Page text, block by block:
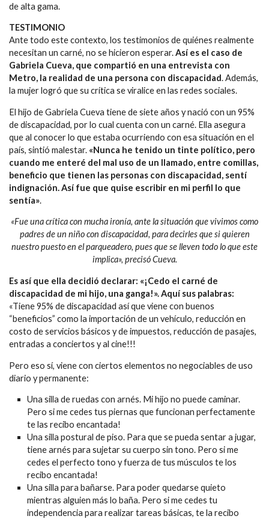
de alta gama.
TESTIMONIO
Ante todo este contexto, los testimonios de quiénes realmente
necesitan un carné, no se hicieron esperar.Así es el caso de
Gabriela Cueva, que compartió en una entrevista con
Metro, la realidad de una persona con discapacidad. Además,
la mujer logró que su crítica se viralice en las redes sociales.
El hijo de Gabriela Cueva tiene de siete años y nació con un 95%
de discapacidad, por lo cual cuenta con un carné. Ella asegura
que al conocer lo que estaba ocurriendo con esa situación en el
país, sintió malestar. «Nunca he tenido un tinte político, pero
cuando me enteré del mal uso de un llamado, entre comillas,
beneficio que tienen las personas con discapacidad, sentí
indignación. Así fue que quise escribir en mi perfil lo que
sentía».
«Fue una crítica con mucha ironía, ante la situación que vivimos como
padres de un niño con discapacidad, para decirles que si quieren
nuestro puesto en el parqueadero, pues que se lleven todo lo que este
implica», precisó Cueva.
Es así que ella decidió declarar: «¡Cedo el carné de
discapacidad de mi hijo, una ganga!». Aquí sus palabras:
«Tiene 95% de discapacidad así que viene con buenos
“beneficios” como la importación de un vehículo, reducción en
costo de servicios básicos y de impuestos, reducción de pasajes,
entradas a conciertos y al cine!!!
Pero eso sí, viene con ciertos elementos no negociables de uso
diario y permanente:
Una silla de ruedas con arnés. Mi hijo no puede caminar.
Pero si me cedes tus piernas que funcionan perfectamente
te las recibo encantada!
Una silla postural de piso. Para que se pueda sentar a jugar,
tiene arnés para sujetar su cuerpo sin tono. Pero si me
cedes el perfecto tono y fuerza de tus músculos te los
recibo encantada!
Una silla para bañarse. Para poder quedarse quieto
mientras alguien más lo baña. Pero si me cedes tu
independencia para realizar tareas básicas, te la recibo